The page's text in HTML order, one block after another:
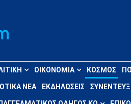
ΟΙΚΟΝΟΜΊΑ ΚΌΣΜΟΣ
ΝΈΑ ΕΚΔΗΛΏΣΕΙΣ